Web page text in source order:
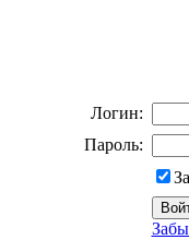
Логин:
Пароль: